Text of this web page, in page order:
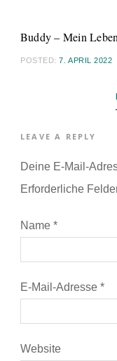
Buddy – Mein
POSTED:7. APRIL 2022
LEAVE A REPLY
Deine E-Mail-
Erforderliche
Name *
E-Mail-Adresse *
Website